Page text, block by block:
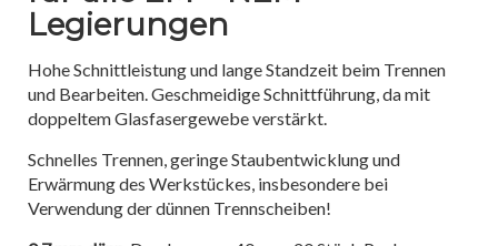
Legierungen
Hohe Schnittleistung und lange Standzeit beim Trennen
und Bearbeiten. Geschmeidige Schnittführung, da mit
doppeltem Glasfasergewebe verstärkt.
Schnelles Trennen, geringe Staubentwicklung und
Erwärmung des Werkstückes, insbesondere bei
Verwendung der dünnen Trennscheiben!